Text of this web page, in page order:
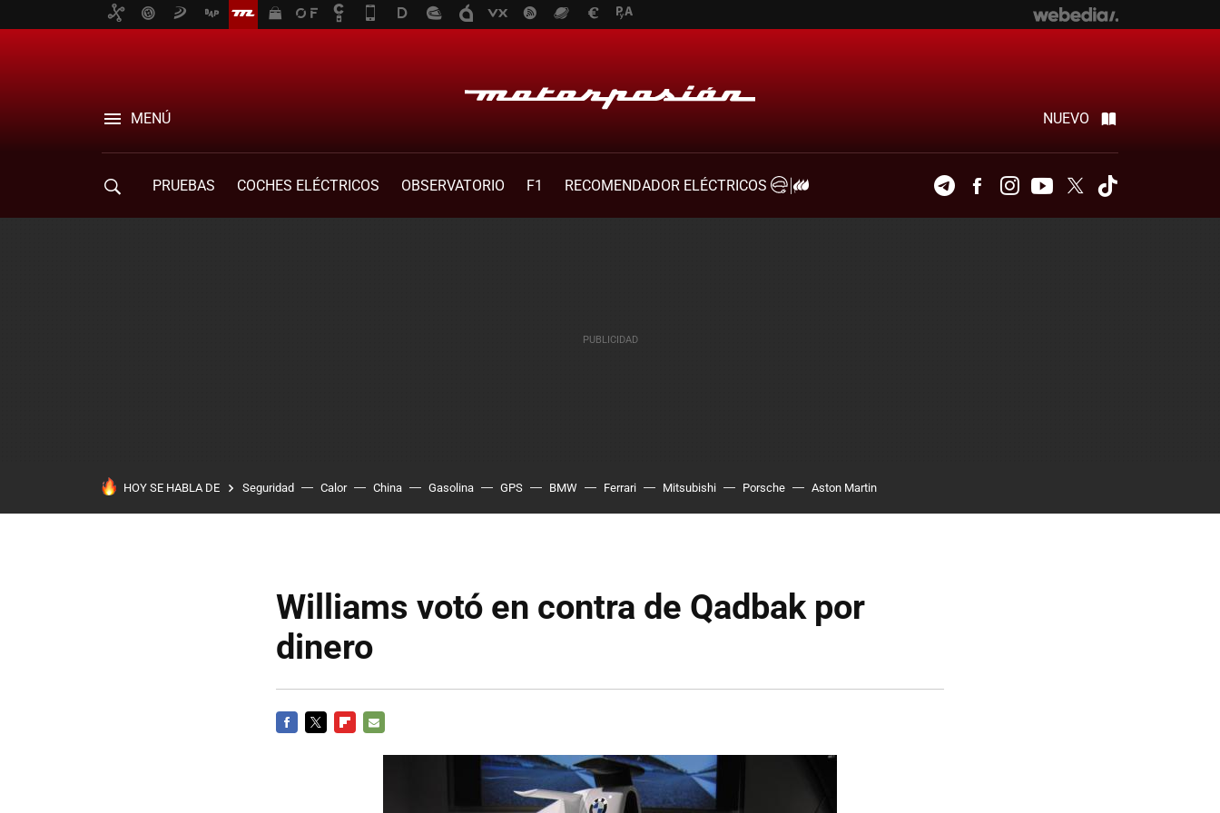
MENÚ NUEVO
PRUEBAS COCHES ELÉCTRICOS OBSERVATORIO F1
RECOMENDADOR ELÉCTRICOS
TelegramFacebookInstagramYoutubeTwitter
HOY SE HABLA DE Seguridad Calor China Gasolina GPS BMW Ferrari Mitsubishi Porsche Aston Martin
Williams votó en contra de Qadbak por
dinero